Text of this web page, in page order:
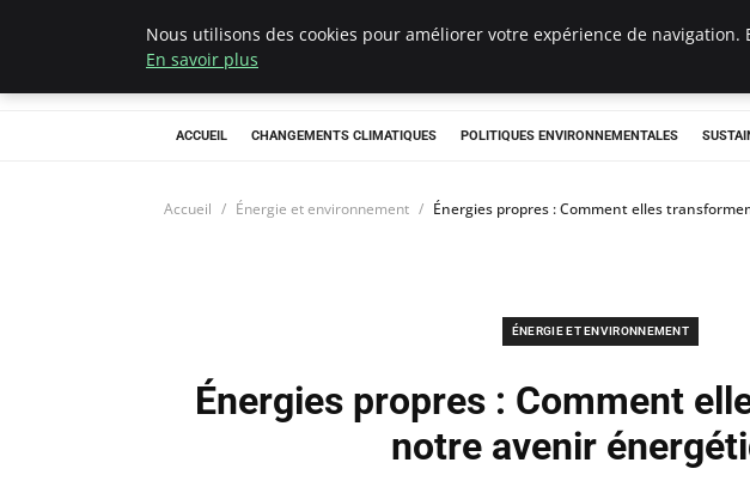
ACCUEIL CHANGEMENTS CLIMATIQUES POLITIQUES ENVIRONNEMENTALES
Accueil Énergie et environnement Énergies propres : Comment elles
ÉNERGIE ET ENVIRONNEMENT
Énergies propres : Comment
notre avenir
Nous utilisons des cookies pour améliorer votre expérience de
En savoir plus